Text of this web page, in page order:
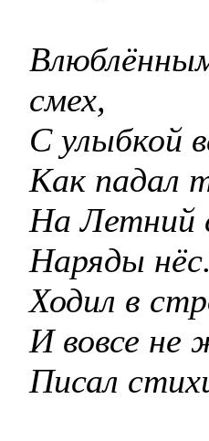
смех,
С улыбкой
Как падал
На Летний
Наряды
Ходил в
И вовсе не
Писал